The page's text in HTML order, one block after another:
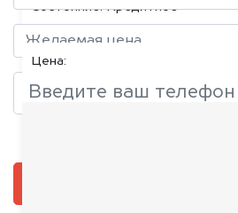
Состояние:Кредитное
Цена: